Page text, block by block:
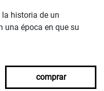
la historia de un
una época en que su
comprar